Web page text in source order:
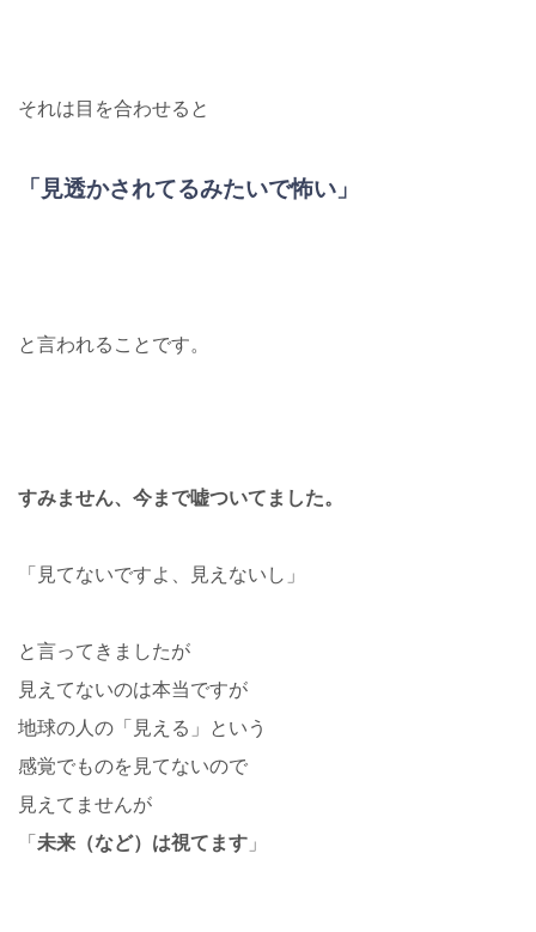
それは目を合わせると
「見透かされてるみたいで怖い」
と言われることです。
すみません、今まで嘘ついてました。
「見てないですよ、見えないし」
と言ってきましたが
見えてないのは本当ですが
地球の人の「見える」という
感覚でものを見てないので
見えてませんが
「 未来（など）は視てます 」